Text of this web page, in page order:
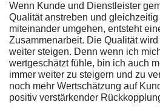
Wenn Kunde und Dienstleister
Qualität anstreben und
miteinander umgehen, entsteht
Zusammenarbeit. Die Qualität
weiter steigen. Denn wenn ich
wertgeschätzt fühle, bin ich auch
immer weiter zu steigern und zu
noch mehr Wertschätzung auf
positiv verstärkender